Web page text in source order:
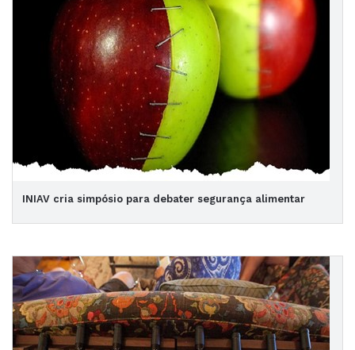
INIAV cria simpósio para debater segurança alimentar